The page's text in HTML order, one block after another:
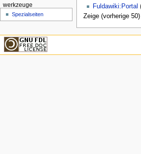
Fuldawiki:Portal
Zeige (vorherige
werkzeuge
Spezialseiten